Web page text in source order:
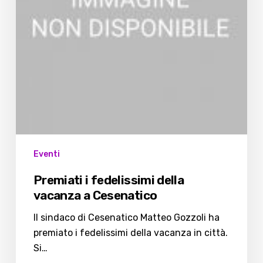
Eventi
Premiati i fedelissimi della
vacanza a Cesenatico
Il sindaco di Cesenatico Matteo Gozzoli ha
premiato i fedelissimi della vacanza in città.
Si…